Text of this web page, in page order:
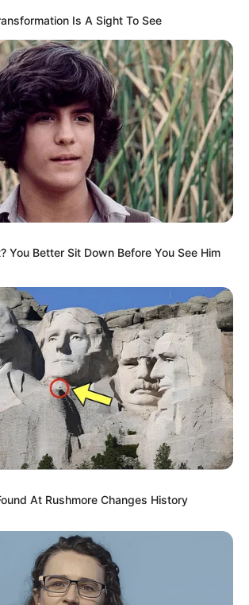
fake! Aposte na estampa do
de fita, nas rendas e nas flores
abaixo como fazer um.
Angelinne Manualidades
bolo fakemais sofisticado,
Você pode utilizar vários tipos
valorizem a sofisticação desse
próprios itens de biscuit.
para casamento.
Is A Sight To See
You Better Sit Down Before You See Him
At Rushmore Changes History